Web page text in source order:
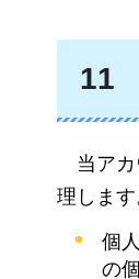
11
当ア
理します
個
の